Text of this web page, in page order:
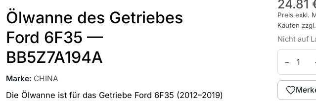
Ölwanne des Getriebes
Ford 6F35 —
BB5Z7A194A
Marke: CHINA
Die Ölwanne ist für das Getriebe Ford 6F35 (2012–2019)
24.81
Preis exkl.
Käufen
Nicht auf
−